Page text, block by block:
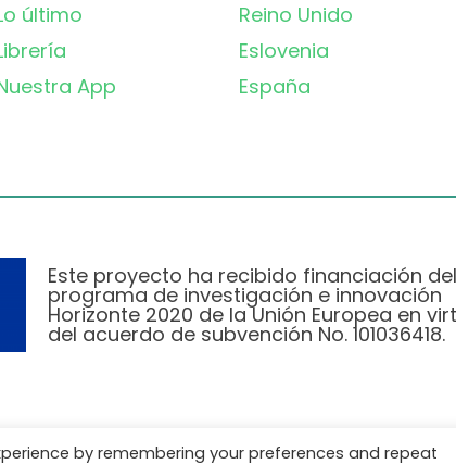
último
App
Reino Unido
Eslovenia
España
Este proyecto ha recibido financiación del
programa de investigación e innovación
Horizonte 2020 de la Unión Europea en
del acuerdo de subvención No. 101036418.
Política de Privacidad|Cookie Policy
by remembering your preferences and repeat